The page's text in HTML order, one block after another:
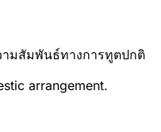
มสัมพันธ์ทางการทูตปกติ
arrangement.